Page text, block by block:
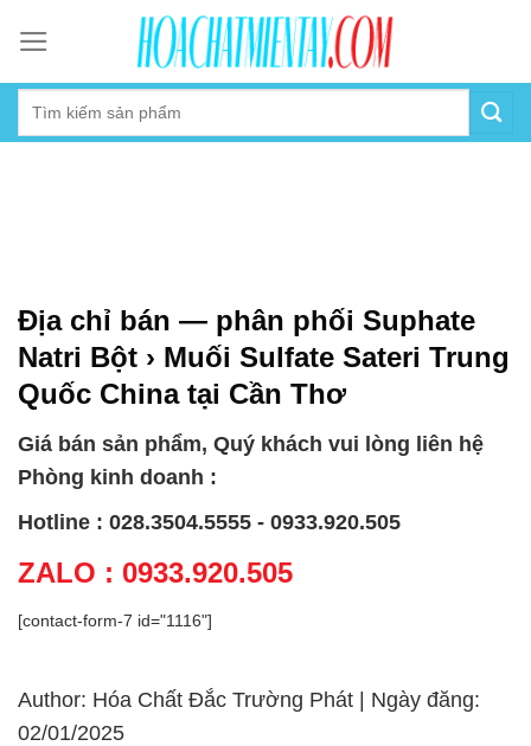
content
Địa chỉ bán — phân phối Suphate
Natri Bột › Muối Sulfate Sateri Trung
Quốc China tại Cần Thơ
Giá bán sản phẩm, Quý khách vui lòng liên hệ
Phòng kinh doanh :
Hotline : 028.3504.5555 - 0933.920.505
ZALO : 0933.920.505
[contact-form-7 id="1116"]
Author: Hóa Chất Đắc Trường Phát | Ngày đăng:
02/01/2025